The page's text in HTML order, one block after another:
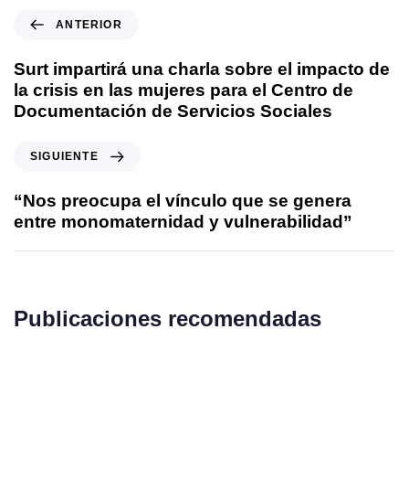
ANTERIOR
Surt impartirá una charla sobre el impacto de
la crisis en las mujeres para el Centro de
Documentación de Servicios Sociales
SIGUIENTE
“Nos preocupa el vínculo que se genera
entre monomaternidad y vulnerabilidad”
Publicaciones recomendadas